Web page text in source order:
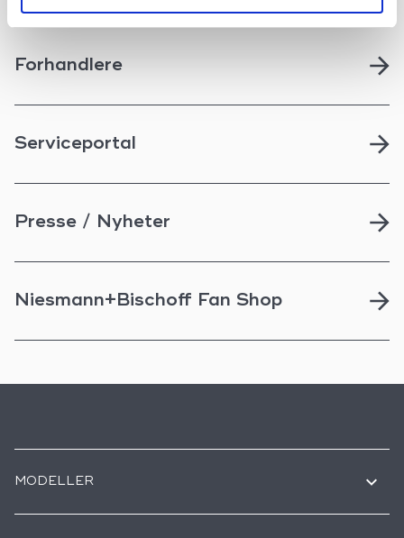
Forhandlere
Serviceportal
Presse / Nyheter
Niesmann+Bischoff Fan Shop
MODELLER